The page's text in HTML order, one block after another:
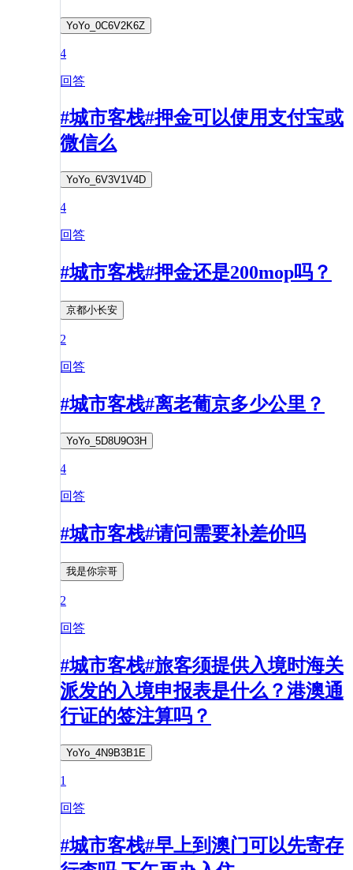
YoYo_0C6V2K6Z
4
回答
#城市客栈#押金可以使用支付宝或
微信么
YoYo_6V3V1V4D
4
回答
#城市客栈#押金还是200mop吗？
京都小长安
2
回答
#城市客栈#离老葡京多少公里？
YoYo_5D8U9O3H
4
回答
#城市客栈#请问需要补差价吗
我是你宗哥
2
回答
#城市客栈#旅客须提供入境时海关
派发的入境申报表是什么？港澳通
行证的签注算吗？
YoYo_4N9B3B1E
1
回答
#城市客栈#早上到澳门可以先寄存